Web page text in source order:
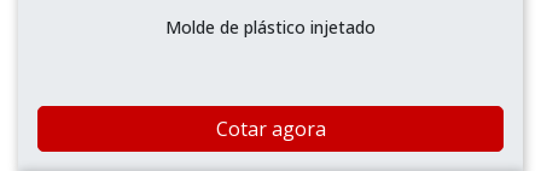
Molde de plástico injetado
Cotar agora